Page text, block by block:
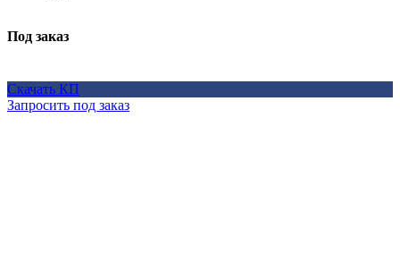
Под заказ
Скачать КП
Запросить под заказ